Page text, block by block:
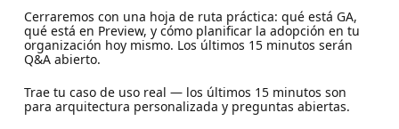
Cerraremos con una hoja de ruta práctica: qué está GA,
qué está en Preview, y cómo planificar la adopción en tu
organización hoy mismo. Los últimos 15 minutos serán
Q&A abierto.
Trae tu caso de uso real — los últimos 15 minutos son
para arquitectura personalizada y preguntas abiertas.